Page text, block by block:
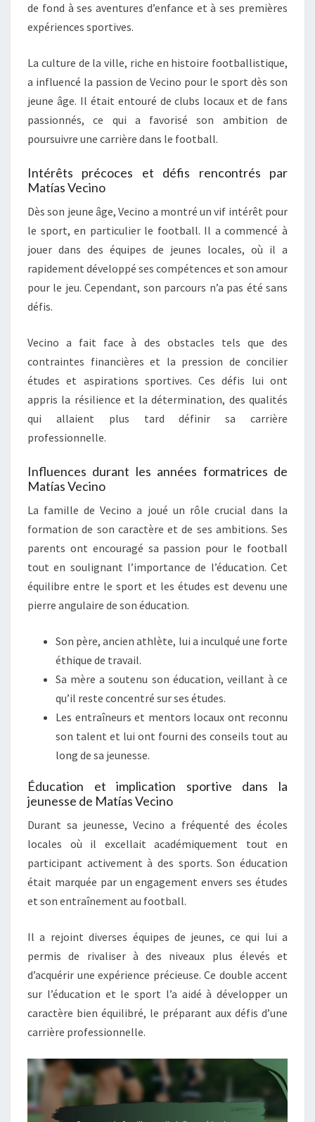
de fond à ses aventures d’enfance et à ses premières
expériences sportives.
La culture de la ville, riche en histoire footballistique,
a influencé la passion de Vecino pour le sport dès son
jeune âge. Il était entouré de clubs locaux et de fans
passionnés, ce qui a favorisé son ambition de
poursuivre une carrière dans le football.
Intérêts précoces et défis rencontrés par
Matías Vecino
Dès son jeune âge, Vecino a montré un vif intérêt pour
le sport, en particulier le football. Il a commencé à
jouer dans des équipes de jeunes locales, où il a
rapidement développé ses compétences et son amour
pour le jeu. Cependant, son parcours n’a pas été sans
défis.
Vecino a fait face à des obstacles tels que des
contraintes financières et la pression de concilier
études et aspirations sportives. Ces défis lui ont
appris la résilience et la détermination, des qualités
qui allaient plus tard définir sa carrière
professionnelle.
Influences durant les années formatrices de
Matías Vecino
La famille de Vecino a joué un rôle crucial dans la
formation de son caractère et de ses ambitions. Ses
parents ont encouragé sa passion pour le football
tout en soulignant l’importance de l’éducation. Cet
équilibre entre le sport et les études est devenu une
pierre angulaire de son éducation.
Son père, ancien athlète, lui a inculqué une forte
éthique de travail.
Sa mère a soutenu son éducation, veillant à ce
qu’il reste concentré sur ses études.
Les entraîneurs et mentors locaux ont reconnu
son talent et lui ont fourni des conseils tout au
long de sa jeunesse.
Éducation et implication sportive dans la
jeunesse de Matías Vecino
Durant sa jeunesse, Vecino a fréquenté des écoles
locales où il excellait académiquement tout en
participant activement à des sports. Son éducation
était marquée par un engagement envers ses études
et son entraînement au football.
Il a rejoint diverses équipes de jeunes, ce qui lui a
permis de rivaliser à des niveaux plus élevés et
d’acquérir une expérience précieuse. Ce double accent
sur l’éducation et le sport l’a aidé à développer un
caractère bien équilibré, le préparant aux défis d’une
carrière professionnelle.